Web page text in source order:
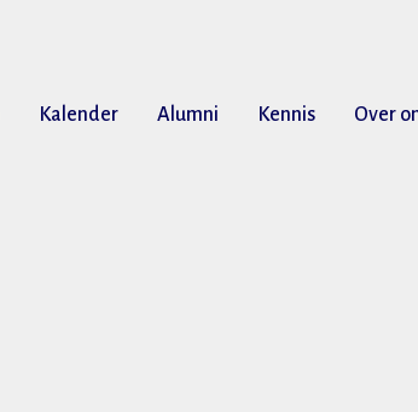
Kalender Alumni Kennis Over